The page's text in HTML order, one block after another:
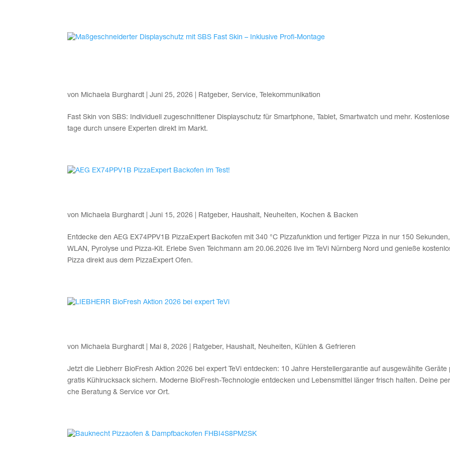
von Michaela Burghardt |Juni 25, 2026 Ratgeber,Service, Telekommunikation
Fast Skin von SBS: Indi­vi­du­ell zuge­schnit­te­ner Dis­play­schutz für Smart­phone, Tablet, Smart­watch und mehr.
ta­ge durch unse­re Exper­ten direkt im Markt.
von Michaela Burghardt |Juni 15, 2026 Ratgeber, Haushalt, Neuheiten, Kochen & Backen
Ent­de­cke den AEG EX74PPV1B Piz­zaEx­pert Back­ofen mit 340 °C Piz­za­funk­ti­on und fer­ti­ger Piz­za in nur 150 Sekun­den,
WLAN, Pyro­ly­se und Piz­za-Kit. Erle­be Sven Teich­mann am 20.06.2026 live im TeVi Nürn­berg Nord und genie­ße
Piz­za direkt aus dem Piz­zaEx­pert Ofen.
von Michaela Burghardt Mai 8, 2026 Ratgeber, Haushalt, Neuheiten, Kühlen & Gefrieren
Jetzt die Lieb­herr Bio­Fresh Akti­on 2026 bei expert TeVi ent­de­cken: 10 Jah­re Her­stel­ler­ga­ran­tie auf aus­ge­wähl­te Gerä­te
gra­tis Kühl­ruck­sack sichern. Moder­ne Bio­Fresh-Tech­no­lo­gie ent­de­cken und Lebens­mit­tel län­ger frisch hal­ten. Dei­ne
che Bera­tung & Ser­vice vor Ort.